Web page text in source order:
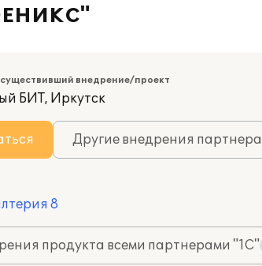
внедрение/проект
БИТ, Иркутск
Другие внедрения партнера
8
продукта всеми партнерами "1С"